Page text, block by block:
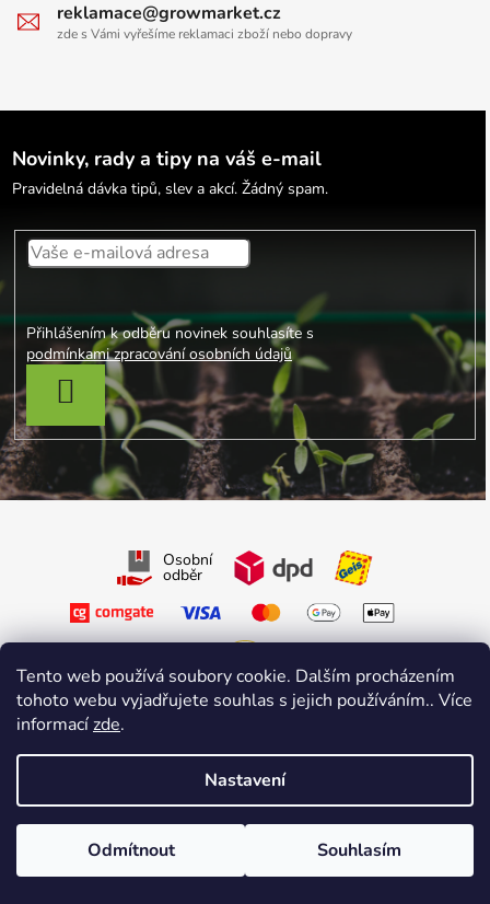
Tento web používá soubory cookie. Dalším procházením
tohoto webu vyjadřujete souhlas s jejich používáním.. Více
informacízde.
Nastavení
Odmítnout Souhlasím
reklamace@growmarket.cz
zde s Vámi vyřešíme reklamaci zboží nebo dopravy
Novinky, rady a tipy na váš e-mail
Pravidelná dávka tipů, slev a akcí. Žádný spam.
Přihlášením k odběru novinek souhlasíte s
podmínkami zpracování osobních údajů
PŘIHLÁSIT SE
Osobní
odběr
Vytvořil Shoptet Premium&sniperdesign.cz
Growmarket.cz